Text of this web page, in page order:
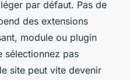
par défaut. Pas de
des extensions
module ou plugin
sélectionnez pas
site peut vite devenir